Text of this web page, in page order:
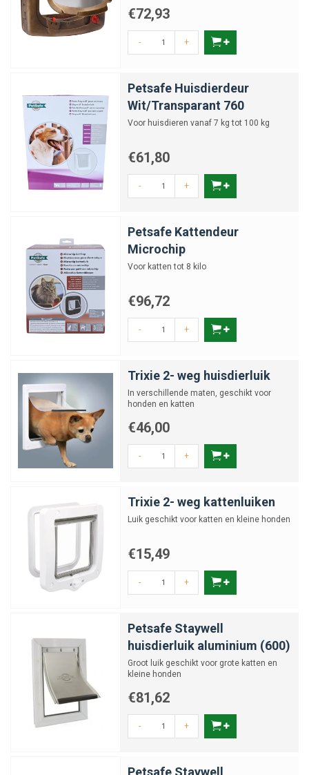
€72,93
- +
Petsafe Huisdierdeur
Wit/Transparant 760
Voor huisdieren vanaf 7 kg tot 100 kg
€61,80
- +
Petsafe Kattendeur
Microchip
Voor katten tot 8 kilo
€96,72
- +
Trixie 2- weg huisdierluik
In verschillende maten, geschikt voor
honden en katten
€46,00
- +
Trixie 2- weg kattenluiken
Luik geschikt voor katten en kleine honden
€15,49
- +
Petsafe Staywell
huisdierluik aluminium (600)
Groot luik geschikt voor grote katten en
kleine honden
€81,62
- +
Petsafe Staywell